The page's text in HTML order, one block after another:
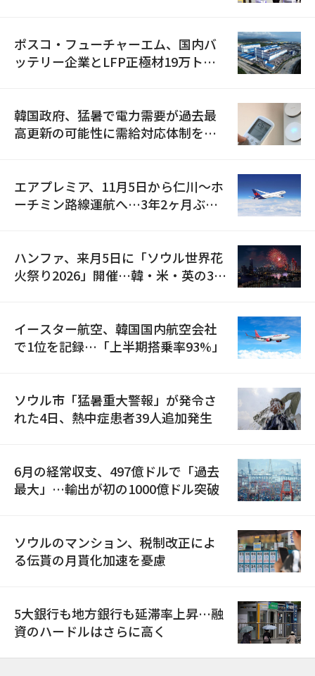
ポスコ・フューチャーエム、国内バ
ッテリー企業とLFP正極材19万トン
韓国政府、猛暑で電力需要が過去最
高更新の可能性に需給対応体制を点
エアプレミア、11月5日から仁川〜ホ
ーチミン路線運航へ…3年2ヶ月ぶり
ハンファ、来月5日に「ソウル世界花
火祭り2026」開催…韓・米・英の3カ
イースター航空、韓国国内航空会社
で1位を記録…「上半期搭乗率93%」
ソウル市「猛暑重大警報」が発令さ
れた4日、熱中症患者39人追加発生
6月の経常収支、497億ドルで「過去
最大」…輸出が初の1000億ドル突破
ソウルのマンション、税制改正によ
る伝貰の月貰化加速を憂慮
5大銀行も地方銀行も延滞率上昇…融
資のハードルはさらに高く